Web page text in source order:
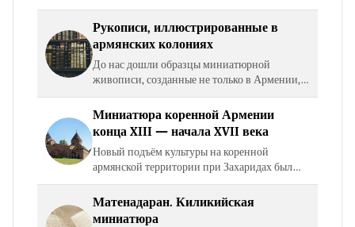
художественного творчества, представленная
в Матенадаране. Подобно тому, как по
книжной миниатюре…
Рукописи, иллюстрированные в
армянских колониях
До нас дошли образцы миниатюрной
живописи, созданные не только в Армении,
но и в поселениях или так называемых
колониях, образованных в различных странах
армянскими эмигрантами,…
Миниатюра коренной Армении
конца XIII — начала XVII века
Новый подъём культуры на коренной
армянской территории при Захаридах был
прерван очередным нашествием: в середине
XIII века на Армению двинулись татаро‐
монголы. Они предали страну…
Матенадаран. Киликийская
миниатюра